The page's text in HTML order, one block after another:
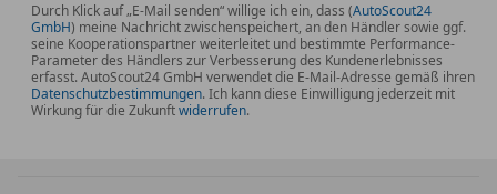
Assistenz
Einparkhilfe vorn und hinten, akustisch und optisch
mit selektiver Anzeige (APS Plus)
Durch Klick auf „E-Mail senden“ willige ich ein, dass (AutoScout24
GmbH) meine Nachricht zwischenspeichert, an den Händler sowie ggf.
seine Kooperationspartner weiterleitet und bestimmte Performance-
Parameter des Händlers zur Verbesserung des Kundenerlebnisses
erfasst. AutoScout24 GmbH verwendet die E-Mail-Adresse gemäß ihren
Datenschutzbestimmungen. Ich kann diese Einwilligung jederzeit mit
Wirkung für die Zukunftwiderrufen.